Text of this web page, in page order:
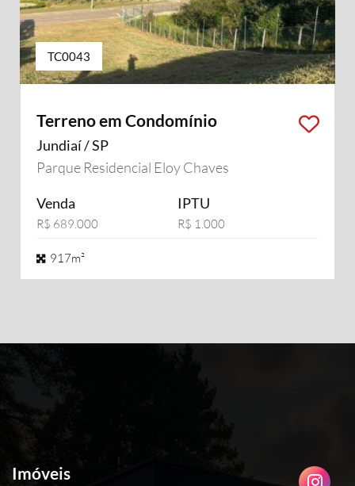
TC0043
Terreno em Condomínio
Jundiaí / SP
Parque Residencial Eloy Chaves
Venda
R$ 689.000
IPTU
R$ 1.000
917m²
Imóveis